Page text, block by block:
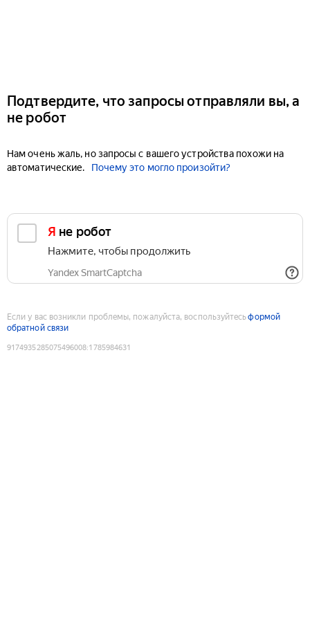
Подтвердите, что запросы отправляли вы, а
не робот
Нам очень жаль, но запросы с вашего устройства похожи на
автоматические.
Почему это могло произойти?
Я не робот
Нажмите, чтобы продолжить
Yandex SmartCaptcha
Если у вас возникли проблемы, пожалуйста, воспользуйтесьформой
обратной связи
9174935285075496008:1785984631